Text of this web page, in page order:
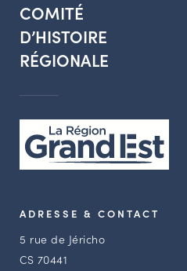
COMITÉ
D’HISTOIRE
RÉGIONALE
ADRESSE & CONTACT
5 rue de Jéricho
CS 70441